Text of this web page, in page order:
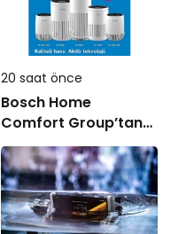
20 saat önce
Bosch Home
Comfort Group’tan
İleri Teknoloji Hava
Temizleme Cihazları